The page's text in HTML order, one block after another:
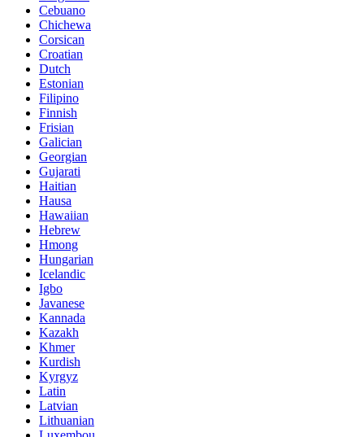
Cebuano
Chichewa
Corsican
Croatian
Dutch
Estonian
Filipino
Finnish
Frisian
Galician
Georgian
Gujarati
Haitian
Hausa
Hawaiian
Hebrew
Hmong
Hungarian
Icelandic
Igbo
Javanese
Kannada
Kazakh
Khmer
Kurdish
Kyrgyz
Latin
Latvian
Lithuanian